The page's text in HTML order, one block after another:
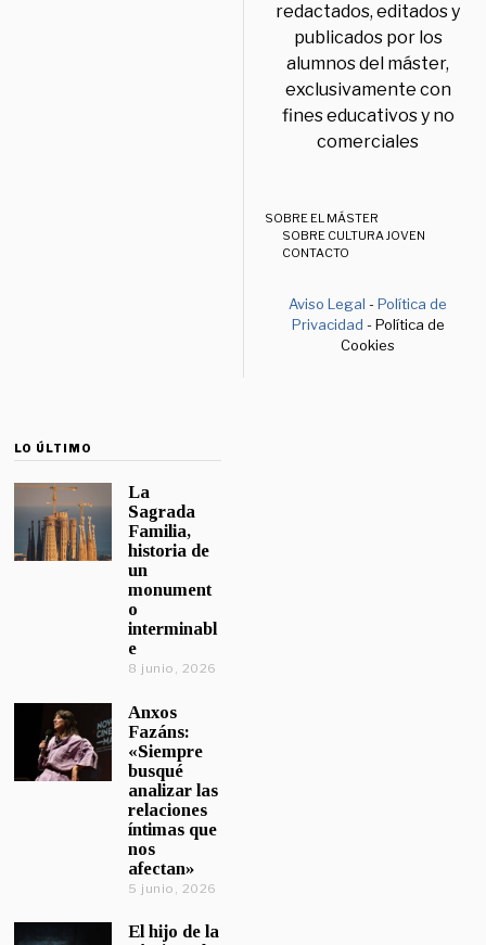
redactados, editados y
publicados por los
alumnos del máster,
exclusivamente con
fines educativos y no
comerciales
SOBRE EL MÁSTER
SOBRE CULTURA JOVEN
CONTACTO
Aviso Legal -Política de
Privacidad - Política de
Cookies
LO ÚLTIMO
La
Sagrada
Familia,
historia de
un
monument
o
interminabl
e
8 junio, 2026
Anxos
Fazáns:
«Siempre
busqué
analizar las
relaciones
íntimas que
nos
afectan»
5 junio, 2026
El hijo de la